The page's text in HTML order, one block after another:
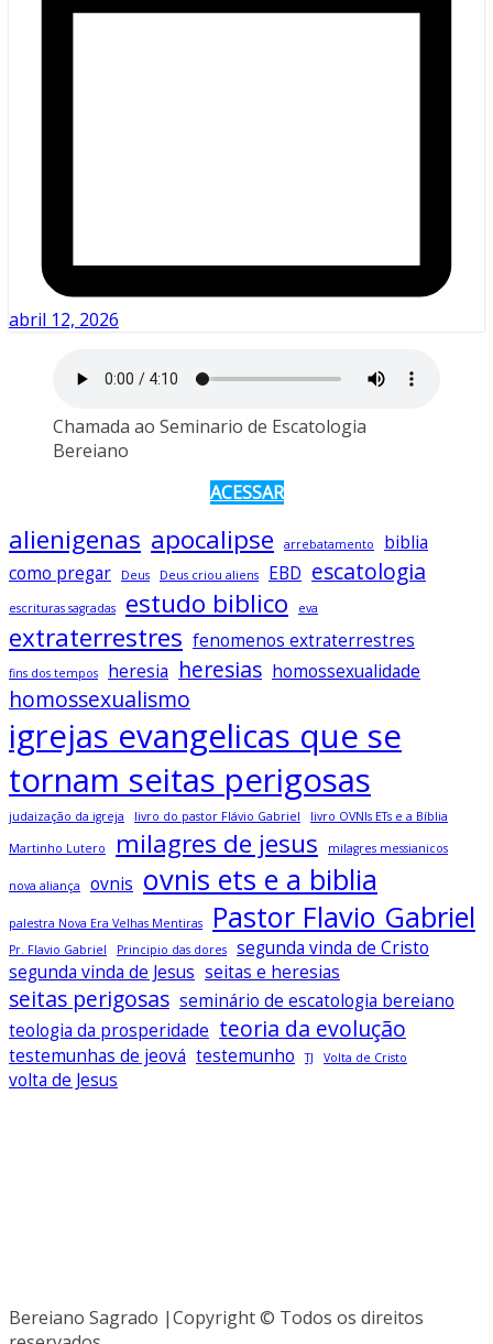
abril 12, 2026
Chamada ao Seminario de Escatologia
Bereiano
ACESSAR
alienigenas apocalipse arrebatamento
biblia
como pregar
Deus Deus criou aliens EBD escatologia
escrituras sagradas estudo biblico eva
extraterrestres fenomenos extraterrestres
fins dos tempos heresia heresias homossexualidade
homossexualismo
igrejas evangelicas que se
tornam seitas perigosas
judaização da igreja livro do pastor Flávio Gabriel livro OVNIs ETs e a Bíblia
Martinho Lutero milagres de jesus milagres messianicos
nova aliança ovnis ovnis ets e a biblia
palestra Nova Era Velhas Mentiras Pastor Flavio Gabriel
Pr. Flavio Gabriel Principio das dores
segunda vinda de Cristo
segunda vinda de Jesus seitas e heresias
seitas perigosas seminário de escatologia bereiano
teologia da prosperidade teoria da evolução
testemunhas de jeová testemunho TJ Volta de Cristo
volta de Jesus
Bereiano Sagrado |Copyright © Todos os direitos